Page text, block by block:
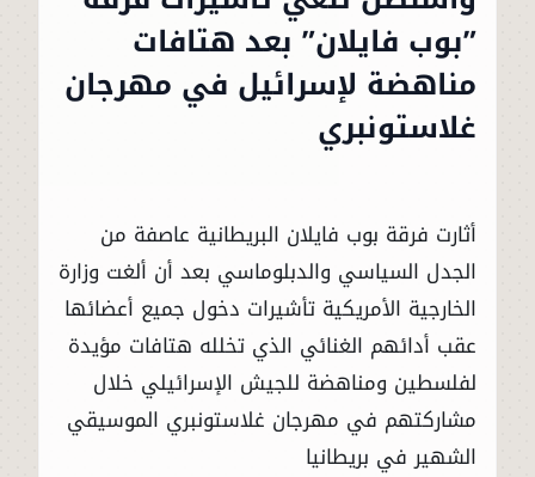
”بوب فايلان” بعد هتافات
مناهضة لإسرائيل في مهرجان
غلاستونبري
أثارت فرقة بوب فايلان البريطانية عاصفة من
الجدل السياسي والدبلوماسي بعد أن ألغت وزارة
الخارجية الأمريكية تأشيرات دخول جميع أعضائها
عقب أدائهم الغنائي الذي تخلله هتافات مؤيدة
لفلسطين ومناهضة للجيش الإسرائيلي خلال
مشاركتهم في مهرجان غلاستونبري الموسيقي
الشهير في بريطانيا